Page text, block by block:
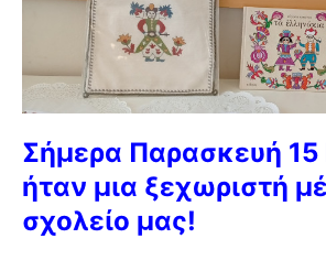
Σήμερα Παρασκευή 15
ήταν μια ξεχωριστή
σχολείο μας!